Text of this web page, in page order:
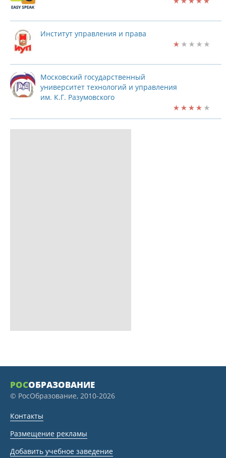
Институт управления и права
Московский государственный
университет технологий и управления
им. К.Г. Разумовского
РОСОБРАЗОВАНИЕ
© РосОбразование, 2010-2026
Контакты
Размещение рекламы
Добавить учебное заведение